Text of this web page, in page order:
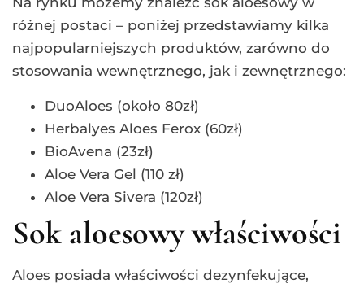
różnej postaci – poniżej przedstawiamy kilka
najpopularniejszych produktów, zarówno do
stosowania wewnętrznego, jak i zewnętrznego:
DuoAloes (około 80zł)
Herbalyes Aloes Ferox (60zł)
BioAvena (23zł)
Aloe Vera Gel (110 zł)
Aloe Vera Sivera (120zł)
Sok aloesowy właściwości
Aloes posiada właściwości dezynfekujące,